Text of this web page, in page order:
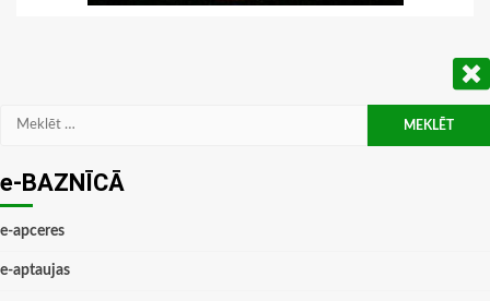
Meklēt:
e-BAZNĪCĀ
e-apceres
e-aptaujas